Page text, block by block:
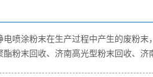
电喷涂粉末在生产过程中产生的废粉末
粉末回收、济南高光型粉末回收、